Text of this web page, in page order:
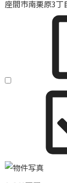
座間市南栗原3